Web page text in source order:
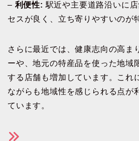
– 利便性: 駅近や主要道路沿いに
セスが良く、立ち寄りやすいのが
さらに最近では、健康志向の高ま
ーや、地元の特産品を使った地域
する店舗も増加しています。これ
ながらも地域性を感じられる点が
ています。